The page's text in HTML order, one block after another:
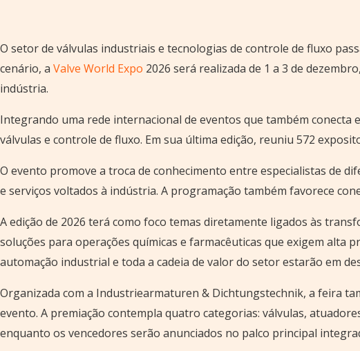
O setor de válvulas industriais e tecnologias de controle de fluxo
cenário, a Valve World Expo 2026 será realizada de 1 a 3 de
indústria.
Integrando uma rede internacional de eventos que também
válvulas e controle de fluxo. Em sua última edição, reuniu 572
O evento promove a troca de conhecimento entre especialistas de
e serviços voltados à indústria. A programação também favorece
A edição de 2026 terá como foco temas diretamente ligados às
soluções para operações químicas e farmacêuticas que exigem alta
automação industrial e toda a cadeia de valor do setor estarão em
Organizada com a Industriearmaturen & Dichtungstechnik, a feira
evento. A premiação contempla quatro categorias: válvulas,
enquanto os vencedores serão anunciados no palco principal